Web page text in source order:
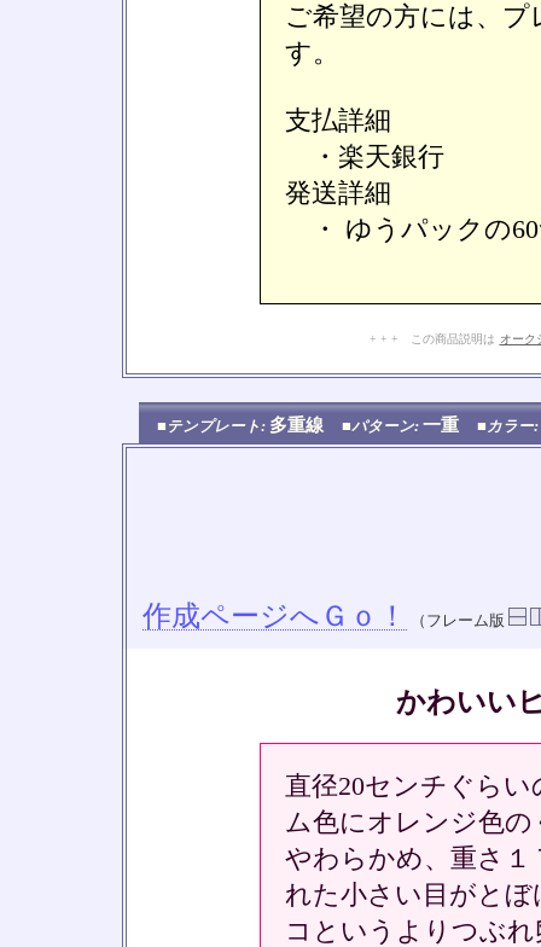
ご希望の方には、
す。
支払詳細
・楽天銀行
発送詳細
・ ゆうパックの
+ + + この商品説明は オーク
■テンプレート: 多重線 ■パターン: 一重 ■カラー:
作成ページへＧｏ！ （フレーム版
かわいい
直径20センチぐら
ム色にオレンジ色
やわらかめ、重さ１
れた小さい目がと
コというよりつぶ